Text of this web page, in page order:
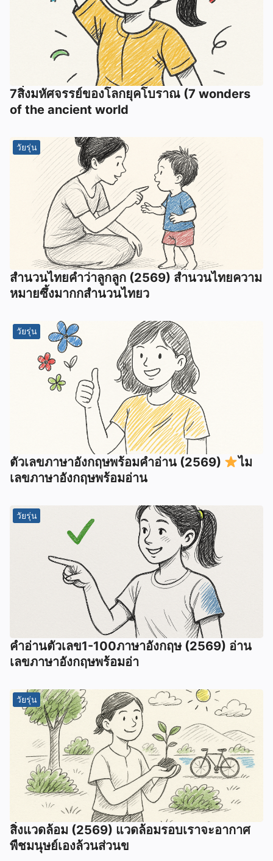
7สิ่งมหัศจรรย์ของโลกยุคโบราณ (7 wonders
of the ancient world
วัยรุ่น
สำนวนไทยคำว่าลูกลูก (2569) สำนวนไทยความ
หมายซึ้งมากกสำนวนไทยว
วัยรุ่น
ตัวเลขภาษาอังกฤษพร้อมคำอ่าน (2569)
ไม
เลขภาษาอังกฤษพร้อมอ่าน
วัยรุ่น
คำอ่านตัวเลข1-100ภาษาอังกฤษ (2569) อ่าน
เลขภาษาอังกฤษพร้อมอ่า
วัยรุ่น
สิ่งแวดล้อม (2569) แวดล้อมรอบเราจะอากาศ
พืชมนุษย์เองล้วนส่วนข